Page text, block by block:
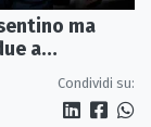
ma
a
Condividi su: